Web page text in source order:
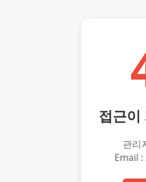
접근이
관리
Email